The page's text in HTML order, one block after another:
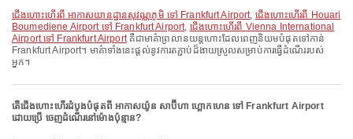
ជើងហោះហើរពី អាកាសយានដ្ឋានសុវណ្ណភូមិ ទៅ Frankfurt Airport, ជើងហោះហើរពី Houari
Boumediene Airport ទៅ Frankfurt Airport, ជើងហោះហើរពី Vienna International
Airport ទៅ Frankfurt Airportគឺជាមាគ៌ាព្រលានយន្តហោះដែលពេញនិយមបំផុតទៅកាន់
Frankfurt Airport។ មាគ៌ាទាំងនេះផ្តល់នូវការតភ្ជាប់ដ៏ងាយស្រួលសម្រាប់ការធ្វើដំណើររបស់
អ្នក។
តើជើងហោះហើរដំបូងបំផុតពី អាកាសយ៉ូន សាប៊ីហា ហ្គោកហេន ទៅ Frankfurt Airport
ដោយប្រើ ចេញដំណើរនៅម៉ោងប៉ុន្មាន?